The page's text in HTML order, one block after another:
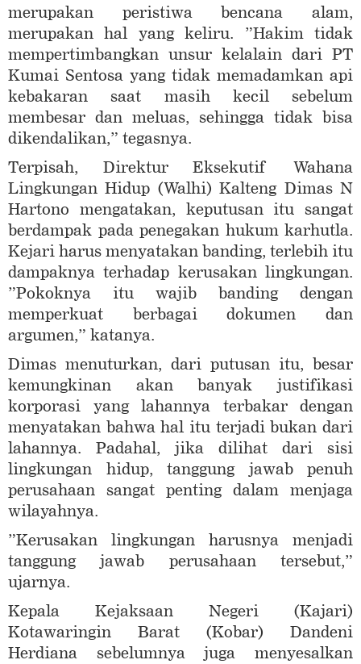
merupakan peristiwa bencana alam,
merupakan hal yang keliru. ”Hakim tidak
mempertimbangkan unsur kelalain dari PT
Kumai Sentosa yang tidak memadamkan api
kebakaran saat masih kecil sebelum
membesar dan meluas, sehingga tidak bisa
dikendalikan,” tegasnya.
Terpisah, Direktur Eksekutif Wahana
Lingkungan Hidup (Walhi) Kalteng Dimas N
Hartono mengatakan, keputusan itu sangat
berdampak pada penegakan hukum karhutla.
Kejari harus menyatakan banding, terlebih itu
dampaknya terhadap kerusakan lingkungan.
”Pokoknya itu wajib banding dengan
memperkuat berbagai dokumen dan
argumen,” katanya.
Dimas menuturkan, dari putusan itu, besar
kemungkinan akan banyak justifikasi
korporasi yang lahannya terbakar dengan
menyatakan bahwa hal itu terjadi bukan dari
lahannya. Padahal, jika dilihat dari sisi
lingkungan hidup, tanggung jawab penuh
perusahaan sangat penting dalam menjaga
wilayahnya.
”Kerusakan lingkungan harusnya menjadi
tanggung jawab perusahaan tersebut,”
ujarnya.
Kepala Kejaksaan Negeri (Kajari)
Kotawaringin Barat (Kobar) Dandeni
Herdiana sebelumnya juga menyesalkan